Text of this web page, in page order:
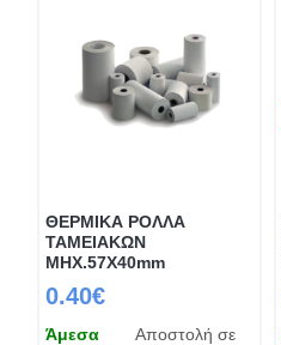
ΘΕΡΜΙΚΑ ΡΟΛΛΑ
ΤΑΜΕΙΑΚΩΝ
ΜΗΧ.57Χ40mm
0.40€
Άμεσα
Αποστολή σε